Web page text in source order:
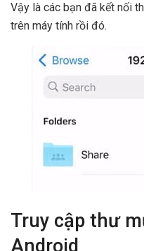
Vậy là các bạn đã kết nối
trên máy tính rồi đó.
Truy cập thư
Android